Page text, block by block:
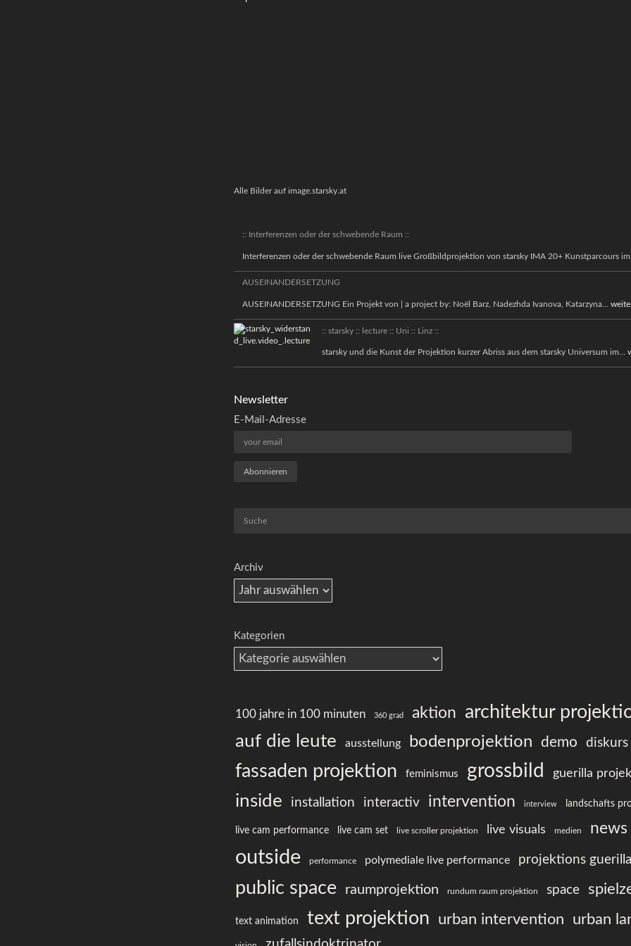
Alle Bilder auf image.starsky.at
:: Interferenzen oder der schwebende Raum ::
Interferenzen oder der schwebende Raum live Großbildprojektion von starsky IMA 20+ Kunstparcours
AUSEINANDERSETZUNG
AUSEINANDERSETZUNG Ein Projekt von | a project by: Noël Barz, Nadezhda Ivanova, Katarzyna…
:: starsky :: lecture :: Uni :: Linz ::
starsky und die Kunst der Projektion kurzer Abriss aus dem starsky Universum im… ::
Newsletter
E-Mail-Adresse
Suchen
Archiv
Kategorien
100 jahre in 100 minuten 360 grad aktion architektur
auf die leute ausstellung bodenprojektion demo diskurs
fassaden projektion feminismus grossbild guerilla
inside installation interactiv intervention interview landschafts
live cam performance live cam set live scroller projektion live visuals medien news
outside performance polymediale live performance projektions guerilla
public space raumprojektion rundum raum projektion space
text animation text projektion urban intervention urban